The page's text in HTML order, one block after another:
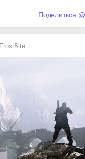
Поделиться @
FrostBite